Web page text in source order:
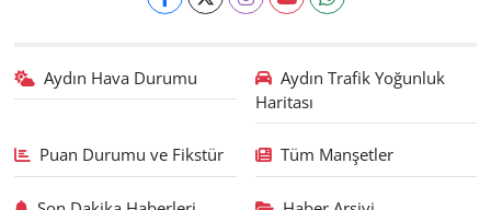
Aydın Hava Durumu
Aydın Trafik Yoğunluk
Haritası
Puan Durumu ve Fikstür Tüm Manşetler